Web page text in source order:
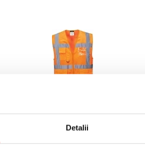
Detalii
Vesta reflectorizanta Athens Hi-
(pret cu TVA)